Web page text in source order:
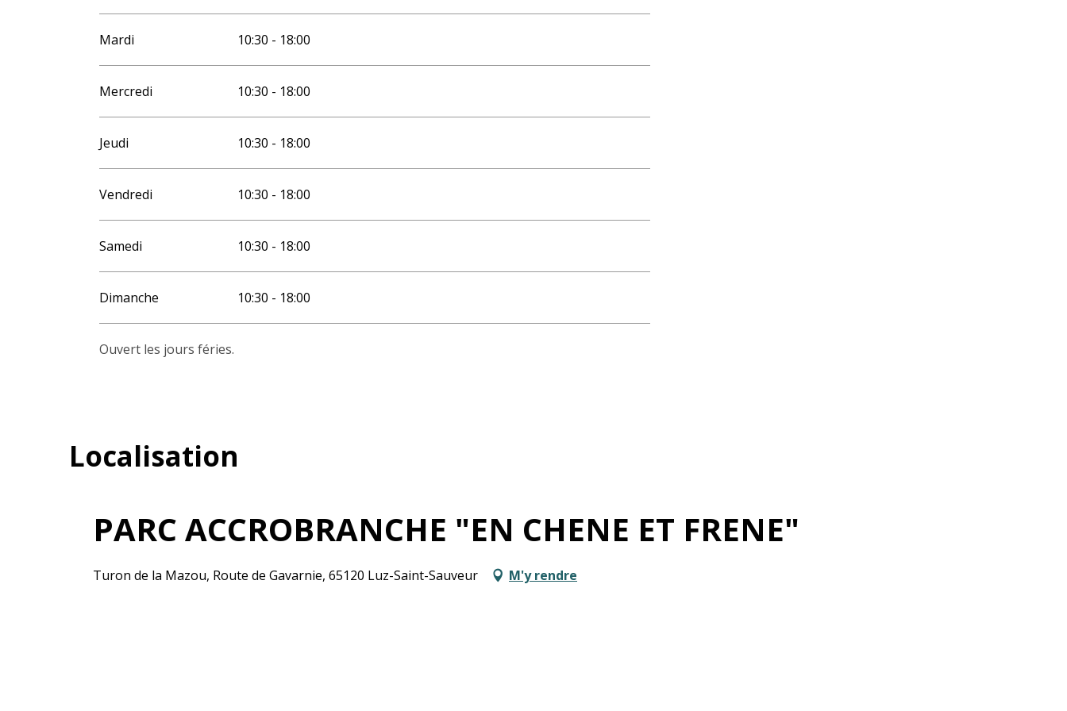
Mardi 10:30 - 18:00
Mercredi 10:30 - 18:00
Jeudi 10:30 - 18:00
Vendredi 10:30 - 18:00
Samedi 10:30 - 18:00
Dimanche 10:30 - 18:00
Ouvert les jours féries.
Localisation
PARC ACCROBRANCHE "EN CHENE ET FRENE"
Turon de la Mazou, Route de Gavarnie, 65120 Luz-Saint-Sauveur M'y rendre